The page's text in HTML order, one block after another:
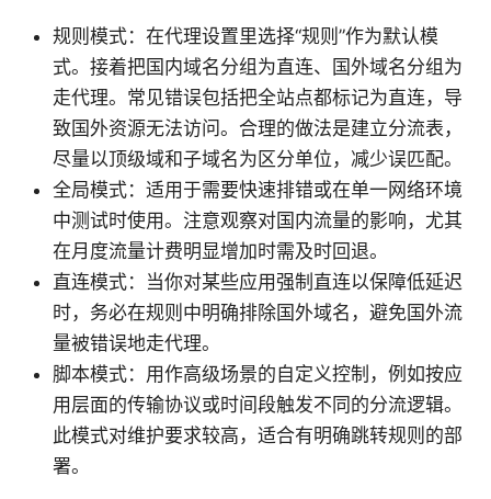
规则模式：在代理设置里选择“规则”作为默认模
式。接着把国内域名分组为直连、国外域名分组为
走代理。常见错误包括把全站点都标记为直连，导
致国外资源无法访问。合理的做法是建立分流表，
尽量以顶级域和子域名为区分单位，减少误匹配。
全局模式：适用于需要快速排错或在单一网络环境
中测试时使用。注意观察对国内流量的影响，尤其
在月度流量计费明显增加时需及时回退。
直连模式：当你对某些应用强制直连以保障低延迟
时，务必在规则中明确排除国外域名，避免国外流
量被错误地走代理。
脚本模式：用作高级场景的自定义控制，例如按应
用层面的传输协议或时间段触发不同的分流逻辑。
此模式对维护要求较高，适合有明确跳转规则的部
署。